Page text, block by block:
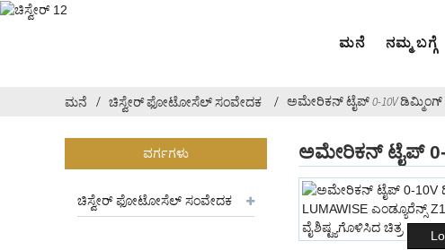
ಮನೆ ನಮ್ಮ ಬಗ್ಗೆ
ಮನೆ ಚಿಸ್ವೇರ್ ಫೋಟೋಸೆಲ್ ಸಂವೇದಕ ಅಮೇರಿಕನ್ ಟೈಪ್ 0-10V ಡಿಮ್ಮಿಂಗ್
ವರ್ಗಗಳು
ಚಿಸ್ವೇರ್ ಫೋಟೋಸೆಲ್ ಸಂವೇದಕ
ಅಮೇರಿಕನ್ ಟೈಪ್ 0-